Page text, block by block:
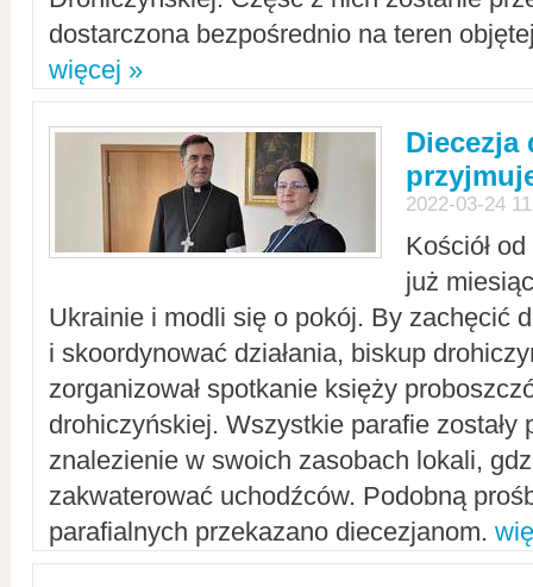
dostarczona bezpośrednio na teren
więcej »
Diecezja
2022-03-24
Kościół
już
Ukrainie i modli się o pokój. By zachęcić
i skoordynować działania, biskup
zorganizował spotkanie księży
drohiczyńskiej. Wszystkie parafie zostały
znalezienie w swoich zasobach lokali,
zakwaterować uchodźców. Podobną
parafialnych przekazano diecezjanom.